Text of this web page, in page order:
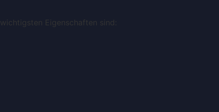
Eigenschaften sind: